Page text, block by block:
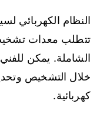
النظام الكهربائي
تتطلب معدات
الشاملة. يمكن
خلال التشخيص
كهربائية.